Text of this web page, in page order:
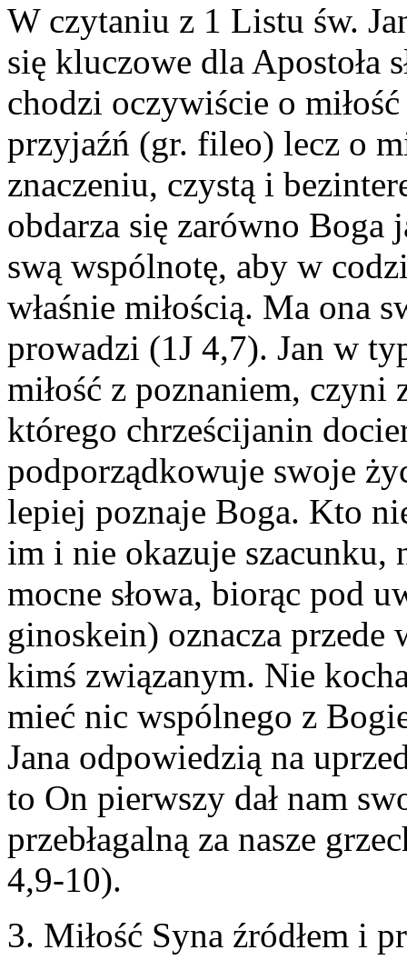
W czytaniu z 1 Listu św.
się kluczowe dla Apostoła
chodzi oczywiście o
przyjaźń (gr. fileo) lecz o
znaczeniu, czystą i
obdarza się zarówno Boga
swą wspólnotę, aby w
właśnie miłością. Ma ona
prowadzi (1J 4,7). Jan w
miłość z poznaniem, czyni
którego chrześcijanin
podporządkowuje swoje
lepiej poznaje Boga. Kto
im i nie okazuje szacunku,
mocne słowa, biorąc pod
ginoskein) oznacza
kimś związanym. Nie
mieć nic wspólnego z
Jana odpowiedzią na
to On pierwszy dał nam
przebłagalną za nasze
4,9-10).
3. Miłość Syna źródłem i